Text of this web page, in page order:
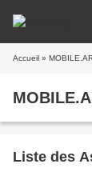
Accueil »
Liste des